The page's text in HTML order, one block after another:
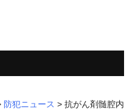
防犯ニュース > 抗がん剤髄腔内